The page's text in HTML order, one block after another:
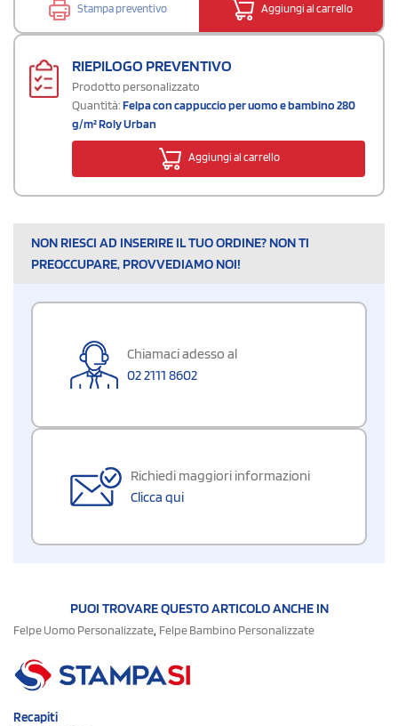
Stampa preventivo Aggiungi al carrello
RIEPILOGO PREVENTIVO
Prodotto personalizzato
Quantità:Felpa con cappuccio per uomo e bambino 280
g/m² Roly Urban
Aggiungi al carrello
NON RIESCI AD INSERIRE IL TUO ORDINE? NON TI
PREOCCUPARE, PROVVEDIAMO NOI!
Chiamaci adesso al
02 2111 8602
Richiedi maggiori informazioni
Clicca qui
PUOI TROVARE QUESTO ARTICOLO ANCHE IN
Felpe Uomo Personalizzate Felpe Bambino Personalizzate
Recapiti